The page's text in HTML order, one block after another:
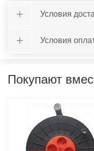
Условия
Условия
Покупают